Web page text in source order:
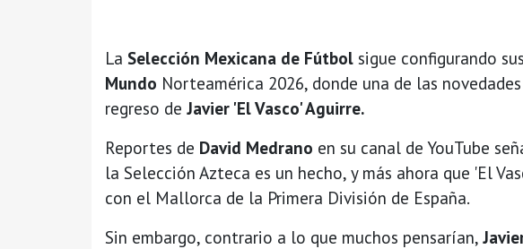
La Selección Mexicana de Fútbol sigue configurando
Mundo Norteamérica 2026, donde una de las
regreso de Javier 'El Vasco' Aguirre.
Reportes de David Medrano en su canal de YouTube
la Selección Azteca es un hecho, y más ahora que 'El
con el Mallorca de la Primera División de España.
Sin embargo, contrario a lo que muchos pensarían,